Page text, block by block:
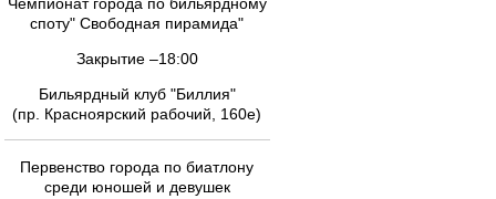
споту" Свободная пирамида"
Закрытие –18:00
Бильярдный клуб "Биллия"
(пр. Красноярский рабочий, 160е)
Первенство города по биатлону
среди юношей и девушек